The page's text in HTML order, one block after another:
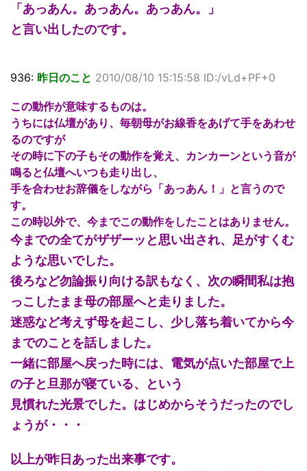
「あっあん。あっあん。あっあん。」
と言い出したのです。
936: 昨日のこと 2010/08/10 15:15:58 ID:/vLd+PF+0
この動作が意味するものは。
うちには仏壇があり、毎朝母がお線香をあげて手をあわせ
るのですが
その時に下の子もその動作を覚え、カンカーンという音が
鳴ると仏壇へいつも走り出し、
手を合わせお辞儀をしながら「あっあん！」と言うので
す。
この時以外で、今までこの動作をしたことはありません。
今までの全てがザザーッと思い出され、足がすくむ
ような思いでした。
後ろなど勿論振り向ける訳もなく、次の瞬間私は抱
っこしたまま母の部屋へと走りました。
迷惑など考えず母を起こし、少し落ち着いてから今
までのことを話しました。
一緒に部屋へ戻った時には、電気が点いた部屋で上
の子と旦那が寝ている、という
見慣れた光景でした。はじめからそうだったのでし
ょうが・・・
以上が昨日あった出来事です。